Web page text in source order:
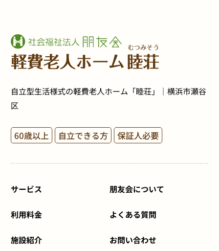
自立型生活様式の軽費老人ホーム「睦荘」｜横浜市瀬谷
区
60歳以上 自立できる方 保証人必要
サービス
利用料金
施設紹介
朋友会について
よくある質問
お問い合わせ